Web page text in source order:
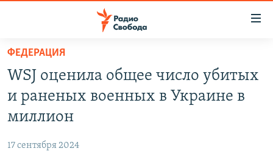
упрощенного
доступа
основному
Вернутся
ПОДКАСТЫ
АВТОРСКИЕ ПРОЕКТЫ
ФЕДЕРАЦИЯ
WSJ оценила общее число убитых
и раненых военных в Украине в
миллион
17 сентября 2024